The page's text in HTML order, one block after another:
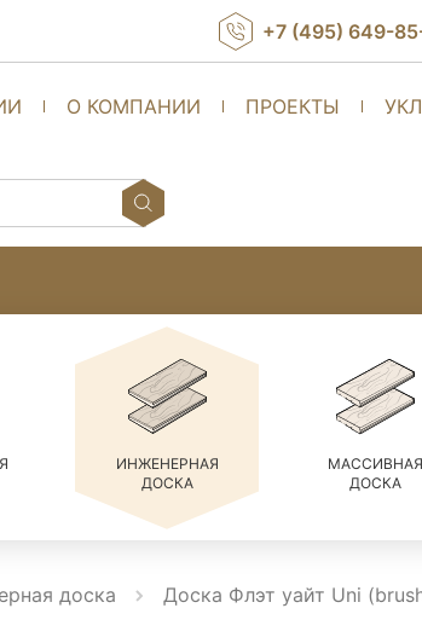
О КОМПАНИИ ПРОЕКТЫ
+7 (495) 649-
ИНЖЕНЕРНАЯ
ДОСКА
МАССИВНАЯ
ДОСКА
доска Доска Флэт уайт Uni